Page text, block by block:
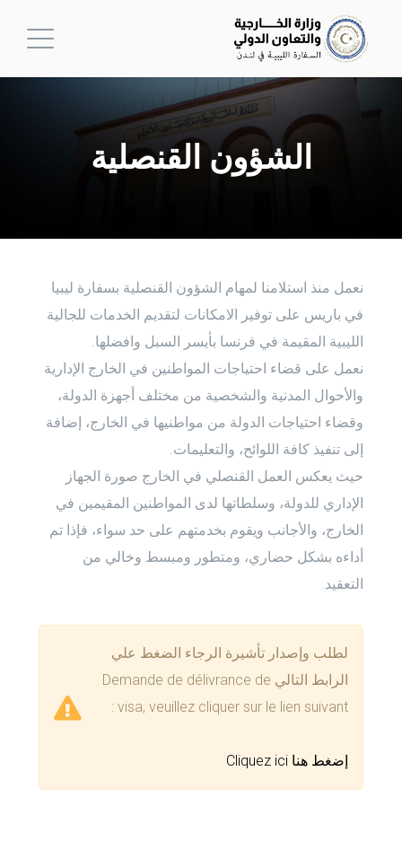
الشؤون القنصلية
نعمل منذ استلامنا لمهام الشؤون القنصلية بسفارة ليبيا
في باريس على توفير الامكانات لتقديم الخدمات للجالية
الليبية المقيمة في فرنسا بأيسر السبل وافضلها.
نعمل على قضاء احتياجات المواطنين في الخارج الإدارية
والأحوال المدنية والشخصية من مختلف أجهزة الدولة،
وقضاء احتياجات الدولة من مواطنيها في الخارج، إضافة
إلى تنفيذ كافة اللوائح، والتعليمات.
حيث يعكس العمل القنصلي في الخارج صورة الجهاز
الإداري للدولة، وسلطاتها لدى المواطنين المقيمين في
الخارج، والأجانب ويقوم بخدمتهم على حد سواء، فإذا تم
أداءه بشكل حضاري، ومتطور ومبسط وخالي من
التعقيد.
لطلب وإصدار تأشيرة الرجاء الضغط علي
الرابط التالي Demande de délivrance de
visa, veuillez cliquer sur le lien suivant :
إضغط هنا Cliquez ici